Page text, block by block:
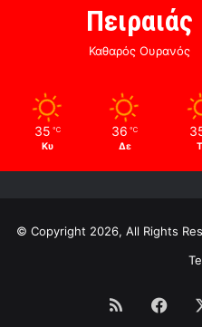
Πειραιάς
Καθαρός Ουρανός
35 ℃
Κυ
36 ℃
Δε
© Copyright 2026, All Rights
RSS